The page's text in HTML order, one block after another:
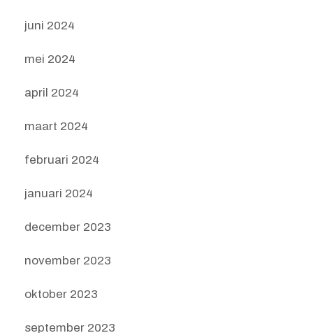
juni 2024
mei 2024
april 2024
maart 2024
februari 2024
januari 2024
december 2023
november 2023
oktober 2023
september 2023